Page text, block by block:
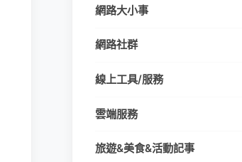
網路大小事
網路社群
線上工具/服務
雲端服務
旅遊&美食&活動記事